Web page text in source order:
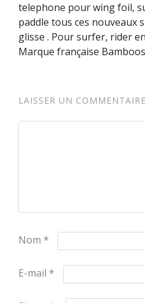
telephone pour wing foil,
paddle tous ces nouveaux
glisse . Pour surfer, rider
Marque française
LAISSER UN COMMENTAIRE
Nom *
E-mail *